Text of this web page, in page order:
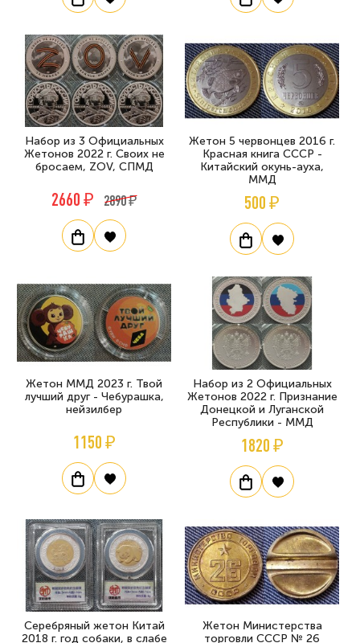
Набор из 3 Официальных
Жетонов 2022 г. Своих не
бросаем, ZOV, СПМД
2660 ₽ 2890 ₽
Жетон 5 червонцев 2016 г.
Красная книга СССР -
Китайский окунь-ауха,
ММД
500 ₽
Жетон ММД 2023 г. Твой
лучший друг - Чебурашка,
нейзилбер
1150 ₽
Набор из 2 Официальных
Жетонов 2022 г. Признание
Донецкой и Луганской
Республики - ММД
1820 ₽
Серебряный жетон Китай
2018 г. год собаки, в слабе
Жетон Министерства
торговли СССР № 26